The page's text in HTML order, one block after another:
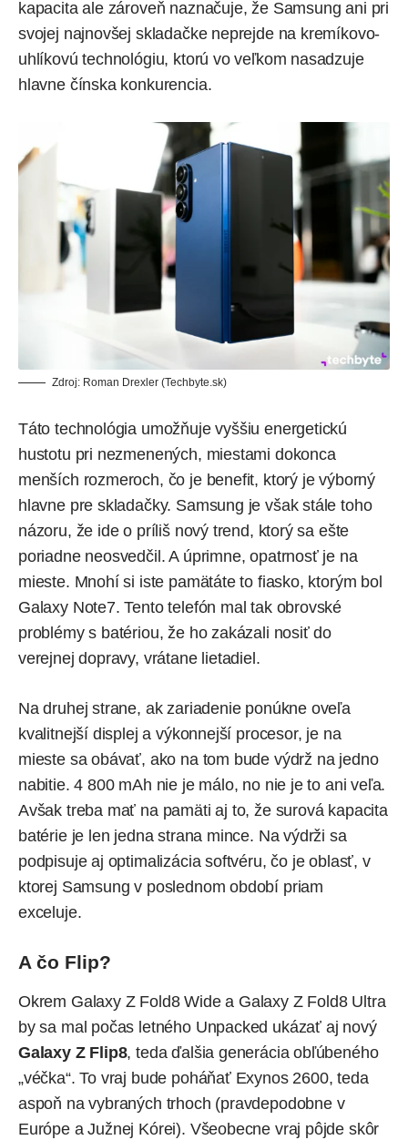
kapacita ale zároveň naznačuje, že Samsung ani pri
svojej najnovšej skladačke neprejde na kremíkovo-
uhlíkovú technológiu, ktorú vo veľkom nasadzuje
hlavne čínska konkurencia.
Zdroj: Roman Drexler (Techbyte.sk)
Táto technológia umožňuje vyššiu energetickú
hustotu pri nezmenených, miestami dokonca
menších rozmeroch, čo je benefit, ktorý je výborný
hlavne pre skladačky. Samsung je však stále toho
názoru, že ide o príliš nový trend, ktorý sa ešte
poriadne neosvedčil. A úprimne, opatrnosť je na
mieste. Mnohí si iste pamätáte to fiasko, ktorým bol
Galaxy Note7. Tento telefón mal tak obrovské
problémy s batériou, že ho zakázali nosiť do
verejnej dopravy, vrátane lietadiel.
Na druhej strane, ak zariadenie ponúkne oveľa
kvalitnejší displej a výkonnejší procesor, je na
mieste sa obávať, ako na tom bude výdrž na jedno
nabitie. 4 800 mAh nie je málo, no nie je to ani veľa.
Avšak treba mať na pamäti aj to, že surová kapacita
batérie je len jedna strana mince. Na výdrži sa
podpisuje aj optimalizácia softvéru, čo je oblasť, v
ktorej Samsung v poslednom období priam
exceluje.
A čo Flip?
Okrem Galaxy Z Fold8 Wide a Galaxy Z Fold8 Ultra
by sa mal počas letného Unpacked ukázať aj nový
Galaxy Z Flip8, teda ďalšia generácia obľúbeného
„véčka“. To vraj bude poháňať Exynos 2600, teda
aspoň na vybraných trhoch (pravdepodobne v
Európe a Južnej Kórei). Všeobecne vraj pôjde skôr